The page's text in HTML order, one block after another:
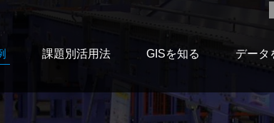
課題別活用法 GISを知る データ